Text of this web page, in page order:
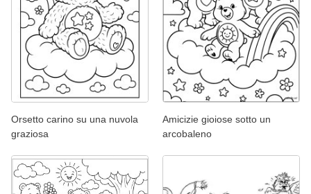
Orsetto carino su una nuvola
graziosa
Amicizie gioiose sotto un
arcobaleno